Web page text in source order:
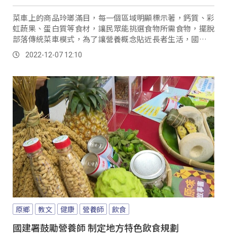
菜車上的商品玲瑯滿目，每一個區域明顯標示著，鈣質、彩
虹蔬果、蛋白質等食材，讓民眾能挑選食物所需食物，擺脫
部落傳統菜車模式，為了讓營養概念貼近長者生活，國健署
運用服務設計專業，改造部落行動菜車，建立取得多元食材
便利管道，並適時給予營養建議。
2022-12-07 12:10
原鄉 教文 健康 營養師 飲食
國建署鼓勵營養師 制定地方特色飲食規劃